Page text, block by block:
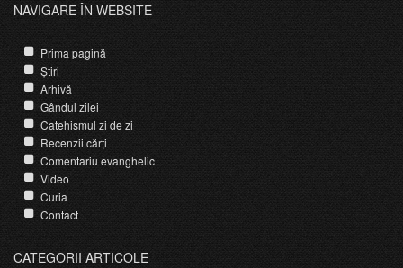
NAVIGARE ÎN WEBSITE
Prima pagină
Știri
Arhivă
Gândul zilei
Catehismul zi de zi
Recenzii cărți
Comentariu evanghelic
Video
Curia
Contact
CATEGORII ARTICOLE